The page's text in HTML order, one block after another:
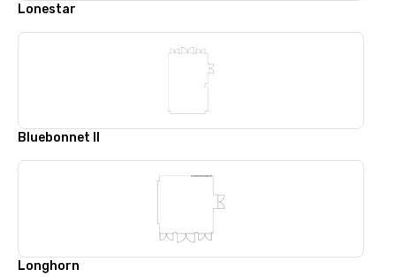
Lonestar
Bluebonnet II
Longhorn